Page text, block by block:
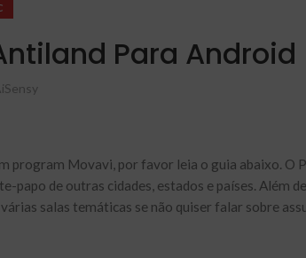
Para Android
program Movavi, por favor leia o guia abaixo. O
papo de outras cidades, estados e países. Além
salas temáticas se não quiser falar sobre